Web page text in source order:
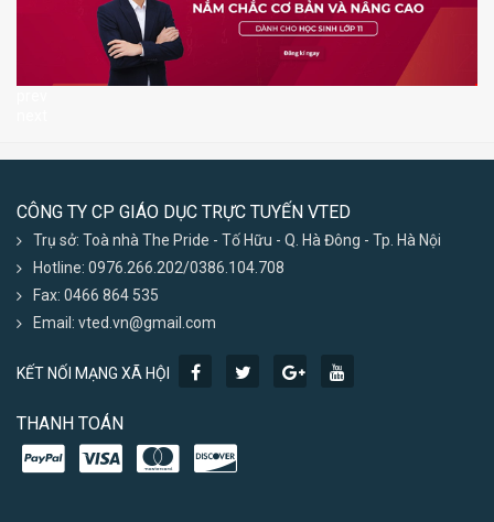
CÔNG TY CP GIÁO DỤC TRỰC TUYẾN VTED
Trụ sở: Toà nhà The Pride - Tố Hữu - Q. Hà Đông - Tp. Hà Nội
Hotline: 0976.266.202/0386.104.708
Fax: 0466 864 535
Email: vted.vn@gmail.com
KẾT NỐI MẠNG XÃ HỘI
THANH TOÁN